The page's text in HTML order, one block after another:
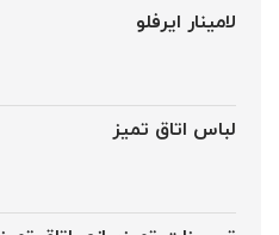
لامینار ایرفلو
لباس اتاق تمیز